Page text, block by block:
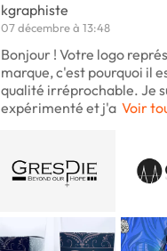
kgraphiste
07 décembre à 13:48
Bonjour ! Votre logo
marque, c'est pourquoi il
qualité irréprochable. Je
expérimenté et j'a Voir